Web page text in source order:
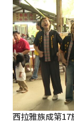
西拉雅族成第17